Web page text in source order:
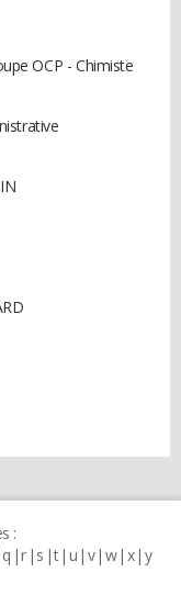
OCP - Chimiste
:
q r s t u v w x y